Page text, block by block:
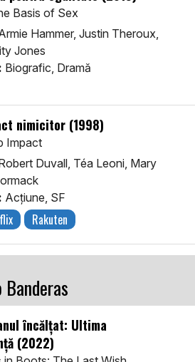
Basis of Sex
Hammer, Justin Theroux,
Jones
Biografic, Dramă
nimicitor (1998)
Impact
Duvall, Téa Leoni, Mary
Acţiune, SF
Rakuten
încălțat: Ultima
(2022)